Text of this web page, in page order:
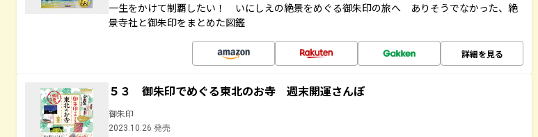
一生をかけて制覇したい！ いにしえの絶景をめぐる御朱印の旅へ ありそうでなかった、絶
景寺社と御朱印をまとめた図鑑
詳細を見る
５３ 御朱印でめぐる東北のお寺 週末開運さんぽ
御朱印
2023.10.26 発売